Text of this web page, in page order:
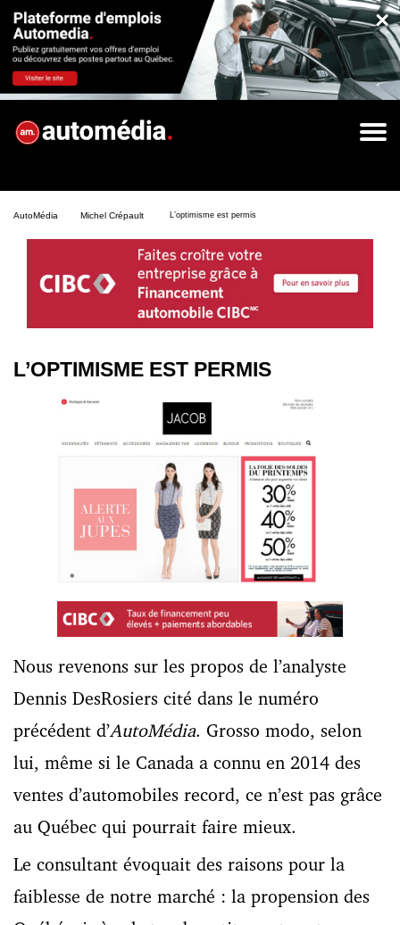
×
AutoMédia Michel Crépault L’optimisme est permis
L’OPTIMISME EST PERMIS
Nous revenons sur les propos de l’analyste
Dennis DesRosiers cité dans le numéro
précédent d’AutoMédia. Grosso modo, selon
lui, même si le Canada a connu en 2014 des
ventes d’automobiles record, ce n’est pas grâce
au Québec qui pourrait faire mieux.
Le consultant évoquait des raisons pour la
faiblesse de notre marché : la propension des